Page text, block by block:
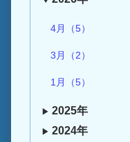
4月（5）
3月（2）
1月（5）
2025年
2024年